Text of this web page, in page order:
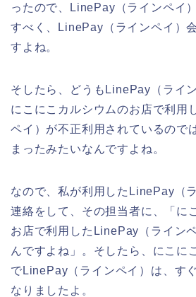
ったので、LinePay（ラインペイ
すべく、LinePay（ラインペイ）
すよね。
そしたら、どうもLinePay（ライ
にこにこカルシウムのお店で利用
ペイ）が不正利用されているので
まったみたいなんですよね。
なので、私が利用したLinePay（
連絡をして、その担当者に、「に
お店で利用したLinePay（ライン
んですよね」。そしたら、にこに
でLinePay（ラインペイ）は、す
なりましたよ。